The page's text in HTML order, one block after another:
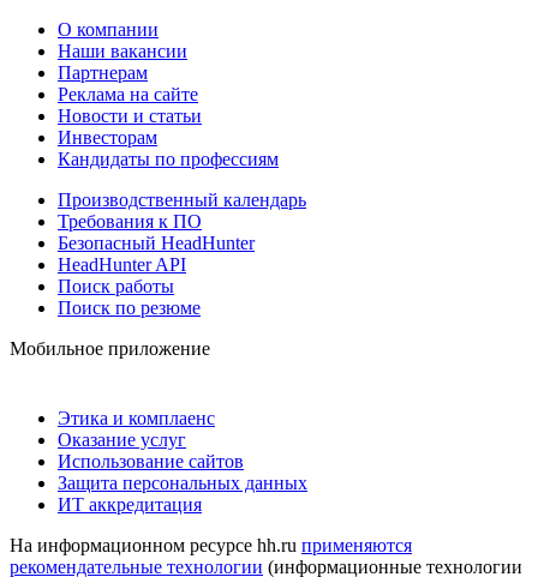
О компании
Наши вакансии
Партнерам
Реклама на сайте
Новости и статьи
Инвесторам
Кандидаты по профессиям
Производственный календарь
Требования к ПО
Безопасный HeadHunter
HeadHunter API
Поиск работы
Поиск по резюме
Мобильное приложение
Этика и комплаенс
Оказание услуг
Использование сайтов
Защита персональных данных
ИТ аккредитация
На информационном ресурсе hh.ru применяются
рекомендательные технологии (информационные технологии